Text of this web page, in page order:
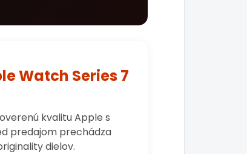
Watch Series 7
kvalitu Apple s
predajom prechádza
dielov.